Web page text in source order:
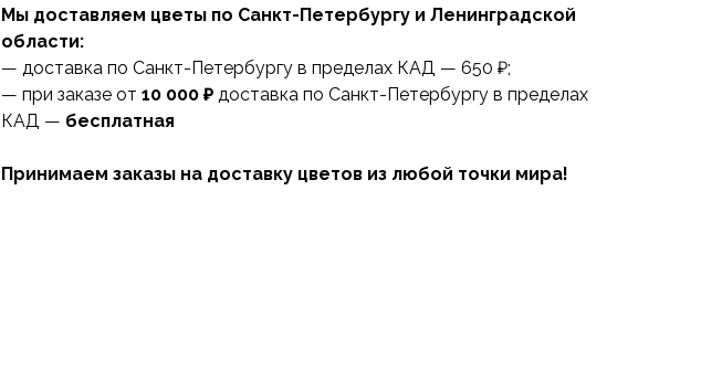
Мы доставляем цветы по Санкт-Петербургу и Ленинградской
области:
— доставка по Санкт-Петербургу в пределах КАД — 650 ₽;
— при заказе от 10 000 ₽ доставка по Санкт-Петербургу в пределах
КАД — бесплатная
Принимаем заказы на доставку цветов из любой точки мира!